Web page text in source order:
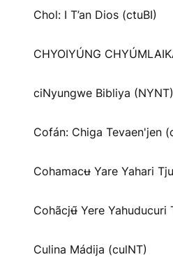
Chol: I T’an Dios (ctuBI)
CHYOIYÚNG
ciNyungwe Bibliya (NYNT)
Cofán: Chiga Tevaen'jen
Cohamacʉ Yare Yahari
Cohãcjʉ̃ Yere Yahuducuri
Culina Mádija (culNT)